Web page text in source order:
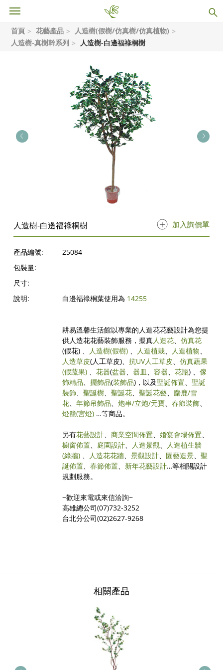
首頁 花藝產品
人造樹(假樹/仿真樹/仿真植物)
人造樹-真樹幹系列
人造樹-白邊福祿桐樹
人造樹-白邊福祿桐樹 加入詢價單
產品編號:
25084
包裝量:
尺寸:
說明:
白邊福祿桐葉使用為 14255
耕易溫馨生活館以專業的人造花花藝設計為您提
供人造花花藝裝飾服務，擬真人造花、仿真花
(假花) 、 人造樹(假樹) 、 人造植栽、 人造植物、
人造草皮(人工草皮)、抗UV人工草皮、仿真蔬果
(假蔬果) 、花器(盆器、器皿、容器、花瓶) 、傢
飾精品、擺飾品(裝飾品)，以及聖誕佈置、聖誕
裝飾、聖誕樹、聖誕花、聖誕花藝、 麋鹿/雪
花、年節吊飾品、炮串/立炮/元寶、春節裝飾、
燈籠(宮燈) …等商品。
另有花藝設計、商業空間佈置、婚宴會場佈置、
櫥窗佈置、 庭園設計、 人造景觀、 人造植生牆
(綠牆) 、 人造花花牆、景觀設計、 園藝造景、聖
誕佈置、春節佈置、 新年花藝設計…等相關設計
規劃服務。
~歡迎來電或來信洽詢~
高雄總公司(07)732-3252
台北分公司(02)2627-9268
相關產品